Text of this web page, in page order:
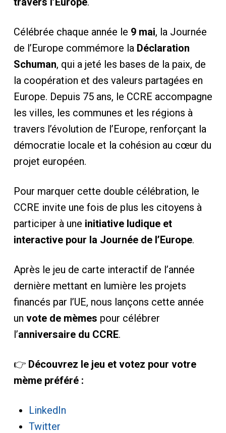
Célébrée chaque année le 9 mai, la Journée
de l’Europe commémore la Déclaration
Schuman, qui a jeté les bases de la paix, de
la coopération et des valeurs partagées en
Europe. Depuis 75 ans, le CCRE accompagne
les villes, les communes et les régions à
travers l’évolution de l’Europe, renforçant la
démocratie locale et la cohésion au cœur du
projet européen.
Pour marquer cette double célébration, le
CCRE invite une fois de plus les citoyens à
participer à une initiative ludique et
interactive pour la Journée de l’Europe.
Après le jeu de carte interactif de l’année
dernière mettant en lumière les projets
financés par l’UE, nous lançons cette année
un vote de mèmes pour célébrer
l’anniversaire du CCRE.
👉Découvrez le jeu et votez pour votre
mème préféré :
LinkedIn
Twitter